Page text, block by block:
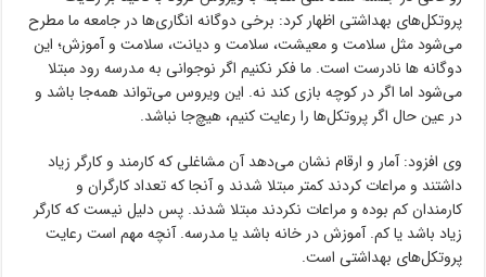
پروتکل‌های بهداشتی اظهار کرد: برخی دوگانه انگاری‌ها در جامعه ما مطرح
می‌شود مثل سلامت و معیشت، سلامت و دیانت، سلامت و آموزش؛ این
دوگانه ها نادرست است. ما فکر نکنیم اگر نوجوانی به مدرسه رود مبتلا
می‌شود اما اگر در کوچه بازی کند نه. این ویروس می‌تواند همه‌جا باشد و
در عین حال اگر پروتکل‌ها را رعایت کنیم، هیچ‌جا نباشد.
وی افزود: آمار و ارقام نشان می‌دهد آن مشاغلی که کارمند و کارگر زیاد
داشتند و مراعات کردند کمتر مبتلا شدند و آنجا که تعداد کارگران و
کارمندان کم بوده و مراعات نکردند مبتلا شدند. پس دلیل نیست که کارگر
زیاد باشد یا کم. آموزش در خانه باشد یا مدرسه. آنچه مهم است رعایت
پروتکل‌های بهداشتی است.